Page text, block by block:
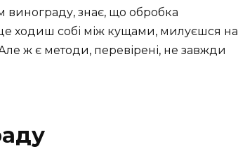
винограду, знає, що обробка
ходиш собі між кущами, милуєшся на
ж є методи, перевірені, не завжди